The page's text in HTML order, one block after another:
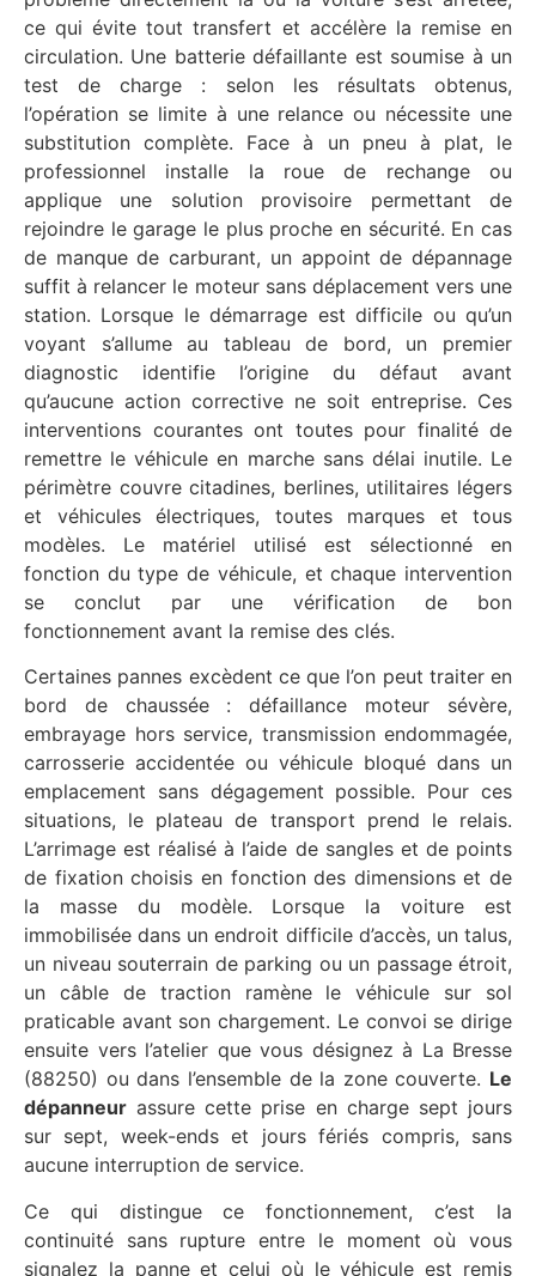
ce qui évite tout transfert et accélère la remise en
circulation. Une batterie défaillante est soumise à un
test de charge : selon les résultats obtenus,
l’opération se limite à une relance ou nécessite une
substitution complète. Face à un pneu à plat, le
professionnel installe la roue de rechange ou
applique une solution provisoire permettant de
rejoindre le garage le plus proche en sécurité. En cas
de manque de carburant, un appoint de dépannage
suffit à relancer le moteur sans déplacement vers une
station. Lorsque le démarrage est difficile ou qu’un
voyant s’allume au tableau de bord, un premier
diagnostic identifie l’origine du défaut avant
qu’aucune action corrective ne soit entreprise. Ces
interventions courantes ont toutes pour finalité de
remettre le véhicule en marche sans délai inutile. Le
périmètre couvre citadines, berlines, utilitaires légers
et véhicules électriques, toutes marques et tous
modèles. Le matériel utilisé est sélectionné en
fonction du type de véhicule, et chaque intervention
se conclut par une vérification de bon
fonctionnement avant la remise des clés.
Certaines pannes excèdent ce que l’on peut traiter en
bord de chaussée : défaillance moteur sévère,
embrayage hors service, transmission endommagée,
carrosserie accidentée ou véhicule bloqué dans un
emplacement sans dégagement possible. Pour ces
situations, le plateau de transport prend le relais.
L’arrimage est réalisé à l’aide de sangles et de points
de fixation choisis en fonction des dimensions et de
la masse du modèle. Lorsque la voiture est
immobilisée dans un endroit difficile d’accès, un talus,
un niveau souterrain de parking ou un passage étroit,
un câble de traction ramène le véhicule sur sol
praticable avant son chargement. Le convoi se dirige
ensuite vers l’atelier que vous désignez à La Bresse
(88250) ou dans l’ensemble de la zone couverte. Le
dépanneur assure cette prise en charge sept jours
sur sept, week-ends et jours fériés compris, sans
aucune interruption de service.
Ce qui distingue ce fonctionnement, c’est la
continuité sans rupture entre le moment où vous
signalez la panne et celui où le véhicule est remis